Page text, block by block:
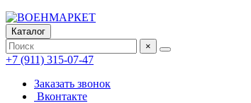
Каталог
×
+7 (911) 315-07-47
Заказать звонок
Вконтакте